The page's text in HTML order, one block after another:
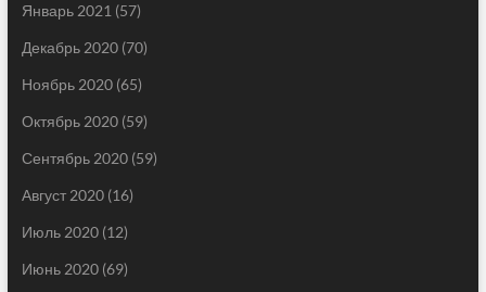
Январь 2021 (57)
Декабрь 2020(70)
Ноябрь 2020(65)
Октябрь 2020(59)
Сентябрь 2020(59)
Август 2020(16)
Июль 2020(12)
Июнь 2020(69)